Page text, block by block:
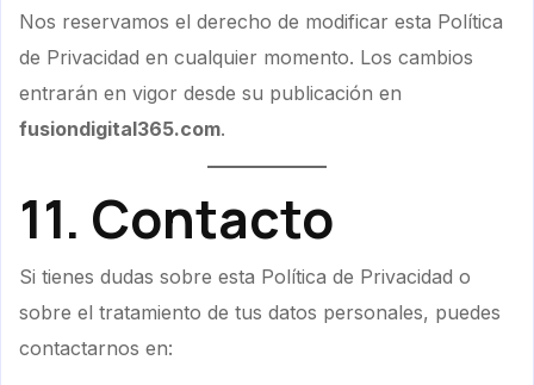
Nos reservamos el derecho de modificar esta Política
de Privacidad en cualquier momento. Los cambios
entrarán en vigor desde su publicación en
fusiondigital365.com.
11. Contacto
Si tienes dudas sobre esta Política de Privacidad o
sobre el tratamiento de tus datos personales, puedes
contactarnos en: